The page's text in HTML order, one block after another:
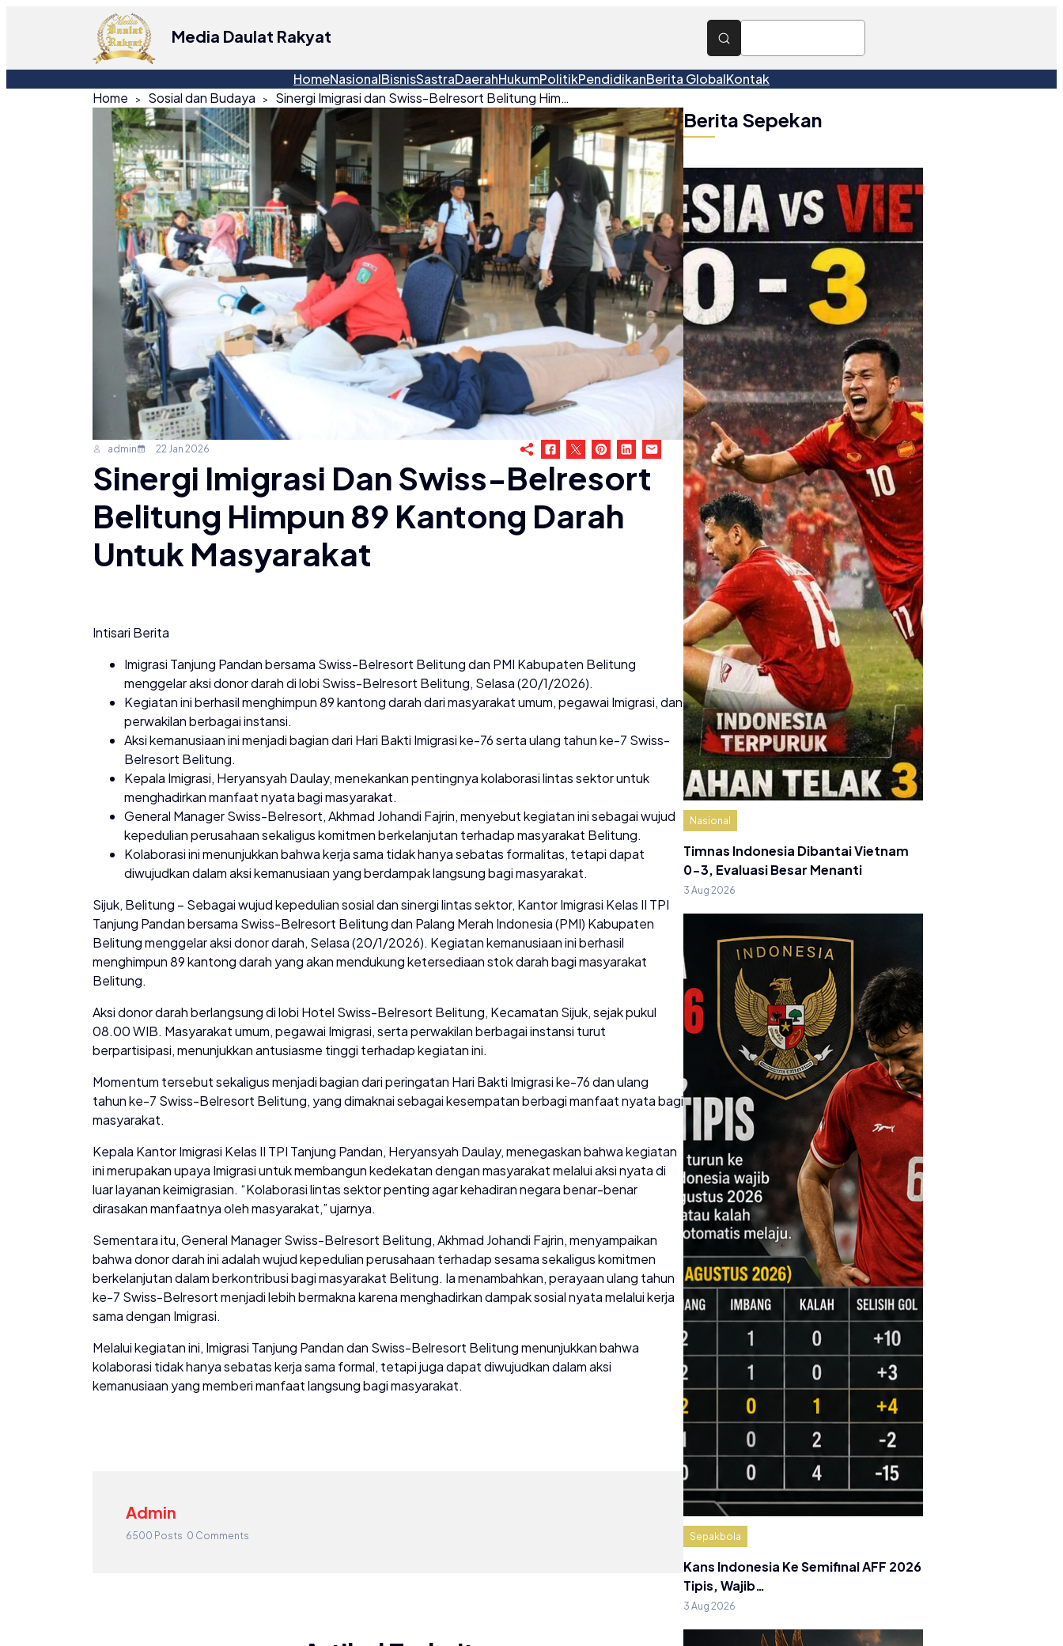
Media Daulat Rakyat
HomeNasionalBisnisSastraDaerahHukumPolitikPendidikanBerita GlobalKontak
Home
Sosial dan Budaya Sinergi Imigrasi dan Swiss-Belresort Belitung Himpun 89 Kantong Darah untuk Masyarakat
admin 22 Jan 2026
Sinergi Imigrasi Dan Swiss-Belresort
Belitung Himpun 89 Kantong Darah
Untuk Masyarakat
Intisari Berita
Imigrasi Tanjung Pandan bersama Swiss-Belresort Belitung dan PMI Kabupaten Belitung
menggelar aksi donor darah di lobi Swiss-Belresort Belitung, Selasa (20/1/2026).
Kegiatan ini berhasil menghimpun 89 kantong darah dari masyarakat umum, pegawai Imigrasi, dan
perwakilan berbagai instansi.
Aksi kemanusiaan ini menjadi bagian dari Hari Bakti Imigrasi ke-76 serta ulang tahun ke-7 Swiss-
Belresort Belitung.
Kepala Imigrasi, Heryansyah Daulay, menekankan pentingnya kolaborasi lintas sektor untuk
menghadirkan manfaat nyata bagi masyarakat.
General Manager Swiss-Belresort, Akhmad Johandi Fajrin, menyebut kegiatan ini sebagai wujud
kepedulian perusahaan sekaligus komitmen berkelanjutan terhadap masyarakat Belitung.
Kolaborasi ini menunjukkan bahwa kerja sama tidak hanya sebatas formalitas, tetapi dapat
diwujudkan dalam aksi kemanusiaan yang berdampak langsung bagi masyarakat.
Sijuk, Belitung – Sebagai wujud kepedulian sosial dan sinergi lintas sektor, Kantor Imigrasi Kelas II TPI
Tanjung Pandan bersama Swiss-Belresort Belitung dan Palang Merah Indonesia (PMI) Kabupaten
Belitung menggelar aksi donor darah, Selasa (20/1/2026). Kegiatan kemanusiaan ini berhasil
menghimpun 89 kantong darah yang akan mendukung ketersediaan stok darah bagi masyarakat
Belitung.
Aksi donor darah berlangsung di lobi Hotel Swiss-Belresort Belitung, Kecamatan Sijuk, sejak pukul
08.00 WIB. Masyarakat umum, pegawai Imigrasi, serta perwakilan berbagai instansi turut
berpartisipasi, menunjukkan antusiasme tinggi terhadap kegiatan ini.
Momentum tersebut sekaligus menjadi bagian dari peringatan Hari Bakti Imigrasi ke-76 dan ulang
tahun ke-7 Swiss-Belresort Belitung, yang dimaknai sebagai kesempatan berbagi manfaat nyata bagi
masyarakat.
Kepala Kantor Imigrasi Kelas II TPI Tanjung Pandan, Heryansyah Daulay, menegaskan bahwa kegiatan
ini merupakan upaya Imigrasi untuk membangun kedekatan dengan masyarakat melalui aksi nyata di
luar layanan keimigrasian. “Kolaborasi lintas sektor penting agar kehadiran negara benar-benar
dirasakan manfaatnya oleh masyarakat,” ujarnya.
Sementara itu, General Manager Swiss-Belresort Belitung, Akhmad Johandi Fajrin, menyampaikan
bahwa donor darah ini adalah wujud kepedulian perusahaan terhadap sesama sekaligus komitmen
berkelanjutan dalam berkontribusi bagi masyarakat Belitung. Ia menambahkan, perayaan ulang tahun
ke-7 Swiss-Belresort menjadi lebih bermakna karena menghadirkan dampak sosial nyata melalui kerja
sama dengan Imigrasi.
Melalui kegiatan ini, Imigrasi Tanjung Pandan dan Swiss-Belresort Belitung menunjukkan bahwa
kolaborasi tidak hanya sebatas kerja sama formal, tetapi juga dapat diwujudkan dalam aksi
kemanusiaan yang memberi manfaat langsung bagi masyarakat.
Admin
6500 Posts 0 Comments
Berita Sepekan
Nasional
Timnas Indonesia Dibantai Vietnam
0-3, Evaluasi Besar Menanti
3 Aug 2026
Sepakbola
Kans Indonesia Ke Semifinal AFF 2026
Tipis, Wajib…
3 Aug 2026